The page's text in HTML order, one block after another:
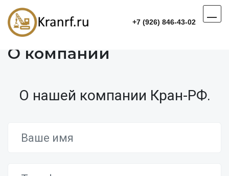
+7 (926) 846-43-02
О компании
О нашей компании Кран-РФ.